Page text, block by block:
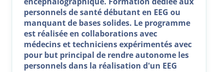
personnels de santé débutant en EEG ou
manquant de bases solides. Le programme
est réalisée en collaborations avec
médecins et techniciens expérimentés avec
pour but principal de rendre autonome les
personnels dans la réalisation d'un EEG